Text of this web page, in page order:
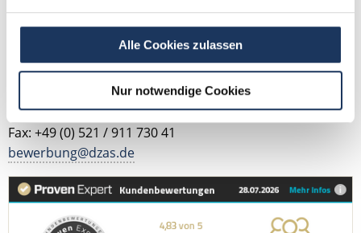
Alle Cookies zulassen
Nur notwendige Cookies
Jetzt zur kostenlosen Stellenanfrage
Kontakt
Tel.: +49 (0) 521 / 911 730 42
Fax: +49 (0) 521 / 911 730 41
bewerbung@dzas.de